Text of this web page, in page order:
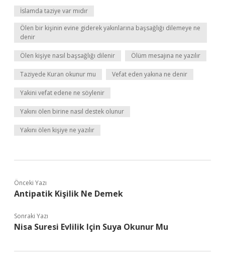
İslamda taziye var mıdır
Ölen bir kişinin evine giderek yakınlarına başsağlığı dilemeye ne
denir
Ölen kişiye nasıl başsağlığı dilenir Ölüm mesajına ne yazılır
Taziyede Kuran okunur mu Vefat eden yakına ne denir
Yakini vefat edene ne söylenir
Yakını ölen birine nasıl destek olunur
Yakını ölen kişiye ne yazılır
Önceki Yazı
Antipatik Kişilik Ne Demek
Sonraki Yazı
Nisa Suresi Evlilik Için Suya Okunur Mu